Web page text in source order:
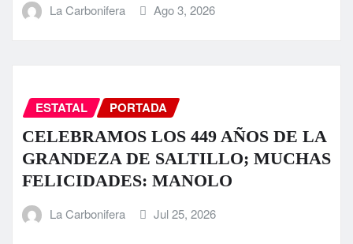
La Carbonifera Ago 3, 2026
ESTATAL PORTADA
CELEBRAMOS LOS 449 AÑOS DE LA
GRANDEZA DE SALTILLO; MUCHAS
FELICIDADES: MANOLO
La Carbonifera Jul 25, 2026